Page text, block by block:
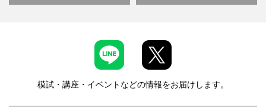
模試・講座・イベントなどの情報をお届けします。